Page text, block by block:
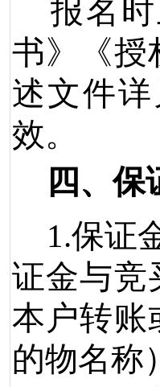
报名
书》《授
述文件
效。
四、保
1.保证
证金与竞
本户转账
的物名称